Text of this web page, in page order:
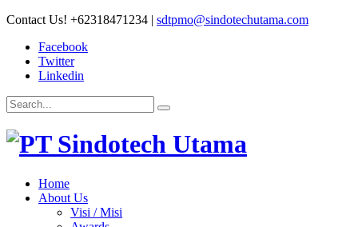
Contact Us! +62318471234 | sdtpmo@sindotechutama.com
Facebook
Twitter
Linkedin
Home
About Us
Visi / Misi